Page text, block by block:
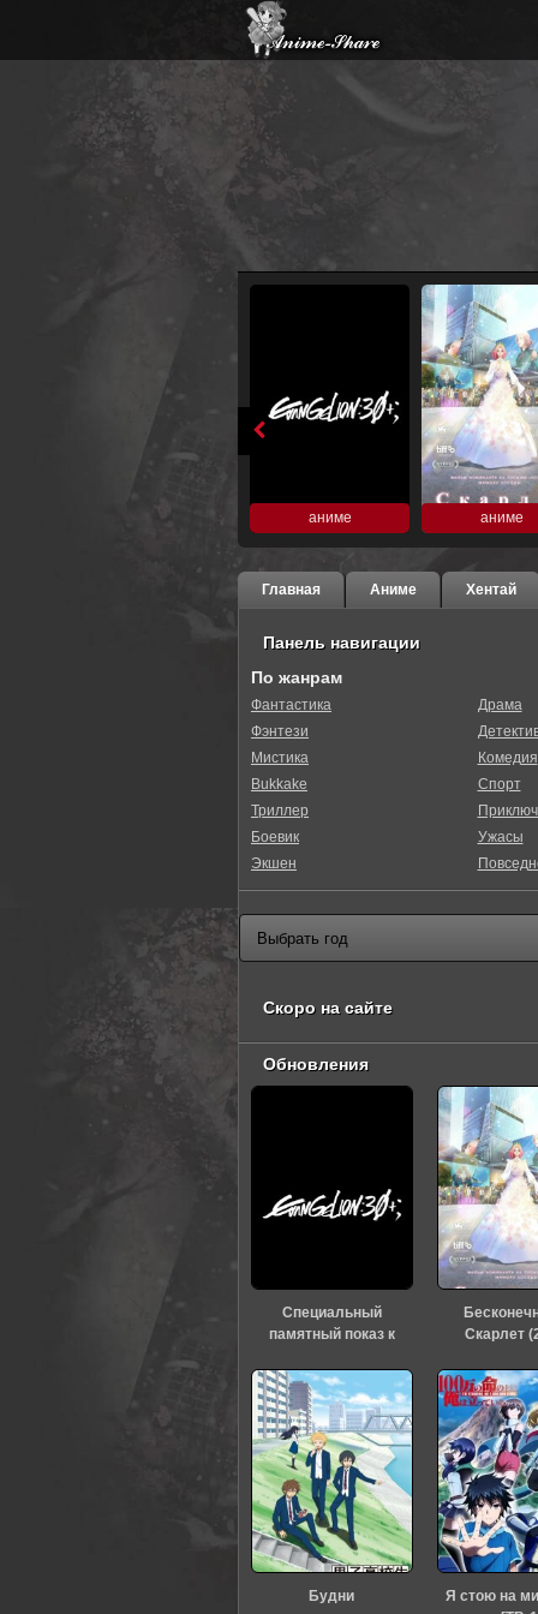
аниме аниме
Главная Аниме Хентай
Панель навигации
По жанрам
Фантастика
Фэнтези
Мистика
Bukkake
Триллер
Боевик
Экшен
Драма
Комедия
Спорт
Ужасы
Скоро на сайте
Обновления
Специальный
памятный показ к
«Евангелиона» (2026)
Скарлет
Будни
Я стою на